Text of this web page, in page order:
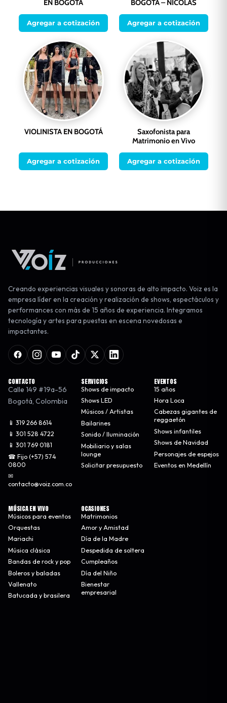
EN BOGOTÁ
Agregar a cotización
BOGOTÁ – NICOLAS
Agregar a cotización
VIOLINISTA EN BOGOTÁ
Agregar a cotización
Saxofonista para
Matrimonio en Vivo
Agregar a cotización
Creando experiencias visuales y sonoras de alto impacto. Voiz es la
empresa líder en la creación y realización de shows, espectáculos y
performances con más de 15 años de experiencia. Integramos
tecnología y artes para puestas en escena novedosas e
impactantes.
CONTACTO
Calle 149 #19a-56
Bogotá, Colombia
📱 319 266 8614
📱 301 528 4722
📱 301 769 0181
☎ Fijo (+57) 574
0800
✉
contacto@voiz.com.co
SERVICIOS
Shows de impacto
Shows LED
Músicos / Artistas
Bailarines
Sonido / Iluminación
Mobiliario y salas
lounge
Solicitar presupuesto
EVENTOS
15 años
Hora Loca
Cabezas gigantes de
reggaetón
Shows infantiles
Shows de Navidad
Personajes de espejos
Eventos en Medellín
MÚSICA EN VIVO
Músicos para eventos
Orquestas
Mariachi
Música clásica
Bandas de rock y pop
Boleros y baladas
Vallenato
Batucada y brasilera
OCASIONES
Matrimonios
Amor y Amistad
Día de la Madre
Despedida de soltera
Cumpleaños
Día del Niño
Bienestar
empresarial